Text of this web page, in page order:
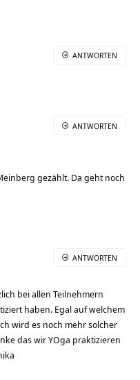
ANTWORTEN
gezählt. Da geht noch
ANTWORTEN
bei allen Teilnehmern
haben. Egal auf welchem
wird es noch mehr solcher
das wir YOga praktizieren
ANTWORTEN